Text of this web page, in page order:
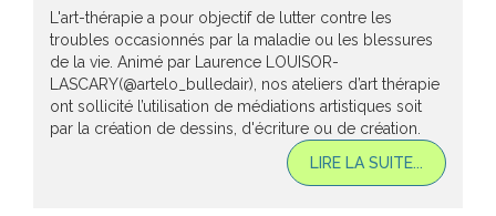
L'art-thérapie a pour objectif de lutter contre les
troubles occasionnés par la maladie ou les blessures
de la vie. Animé par Laurence LOUISOR-
LASCARY(@artelo_bulledair), nos ateliers d’art thérapie
ont sollicité l’utilisation de médiations artistiques soit
par la création de dessins, d'écriture ou de création.
LIRE LA SUITE...